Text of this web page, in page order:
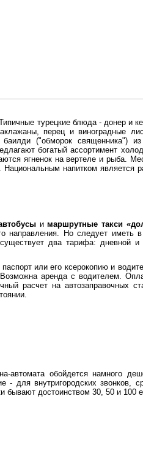
турецкие блюда - донер и
перец и виноградные
("обморок священника")
богатый ассортимент
ягненок на вертеле и рыба.
напитком является
имаршрутные такси
направления. Но следует иметь
два тарифа: дневной
или его ксерокопию и
аренда с водителем.
расчет на автозаправочных
автомата обойдется намного
для внутригородских звонков,
достоинством 30, 50 и 100